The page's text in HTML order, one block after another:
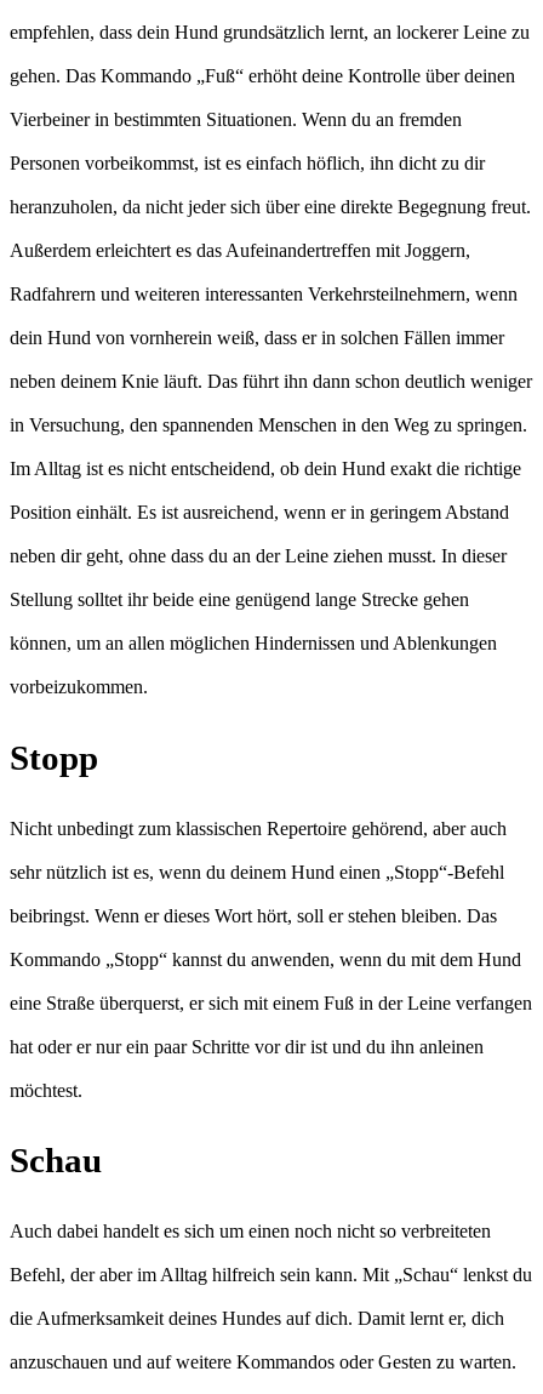
empfehlen, dass dein Hund grundsätzlich lernt, an lockerer Leine zu
gehen. Das Kommando „Fuß“ erhöht deine Kontrolle über deinen
Vierbeiner in bestimmten Situationen. Wenn du an fremden
Personen vorbeikommst, ist es einfach höflich, ihn dicht zu dir
heranzuholen, da nicht jeder sich über eine direkte Begegnung freut.
Außerdem erleichtert es das Aufeinandertreffen mit Joggern,
Radfahrern und weiteren interessanten Verkehrsteilnehmern, wenn
dein Hund von vornherein weiß, dass er in solchen Fällen immer
neben deinem Knie läuft. Das führt ihn dann schon deutlich weniger
in Versuchung, den spannenden Menschen in den Weg zu springen.
Im Alltag ist es nicht entscheidend, ob dein Hund exakt die richtige
Position einhält. Es ist ausreichend, wenn er in geringem Abstand
neben dir geht, ohne dass du an der Leine ziehen musst. In dieser
Stellung solltet ihr beide eine genügend lange Strecke gehen
können, um an allen möglichen Hindernissen und Ablenkungen
vorbeizukommen.
Stopp
Nicht unbedingt zum klassischen Repertoire gehörend, aber auch
sehr nützlich ist es, wenn du deinem Hund einen „Stopp“-Befehl
beibringst. Wenn er dieses Wort hört, soll er stehen bleiben. Das
Kommando „Stopp“ kannst du anwenden, wenn du mit dem Hund
eine Straße überquerst, er sich mit einem Fuß in der Leine verfangen
hat oder er nur ein paar Schritte vor dir ist und du ihn anleinen
möchtest.
Schau
Auch dabei handelt es sich um einen noch nicht so verbreiteten
Befehl, der aber im Alltag hilfreich sein kann. Mit „Schau“ lenkst du
die Aufmerksamkeit deines Hundes auf dich. Damit lernt er, dich
anzuschauen und auf weitere Kommandos oder Gesten zu warten.